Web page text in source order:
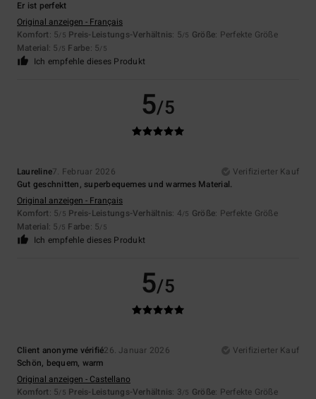
Er ist perfekt
Original anzeigen - Français
Komfort: 5/5 Preis-Leistungs-Verhältnis: 5/5 Größe: Perfekte Größe
Material: 5 /5 Farbe: 5/5
Ich empfehle dieses Produkt
5/5
Laureline7. Februar 2026
Verifizierter Kauf
Gut geschnitten, superbequemes und warmes Material.
Original anzeigen - Français
Komfort: 5/5 Preis-Leistungs-Verhältnis: 4/5 Größe: Perfekte Größe
Material: 5 /5 Farbe: 5/5
Ich empfehle dieses Produkt
5/5
Client anonyme vérifié26. Januar 2026
Verifizierter Kauf
Schön, bequem, warm
Original anzeigen - Castellano
Komfort: 5/5 Preis-Leistungs-Verhältnis: 3/5 Größe: Perfekte Größe